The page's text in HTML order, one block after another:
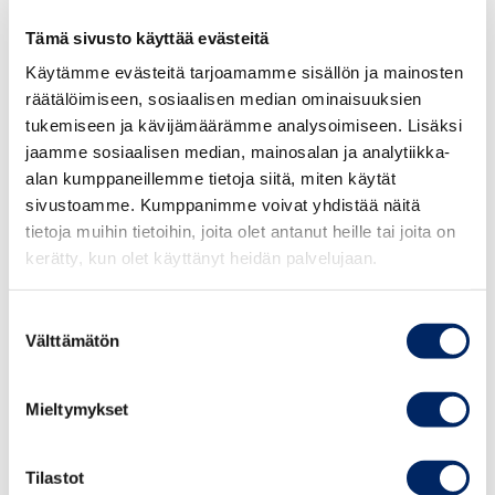
Tämä sivusto käyttää evästeitä
Käytämme evästeitä tarjoamamme sisällön ja mainosten
räätälöimiseen, sosiaalisen median ominaisuuksien
tukemiseen ja kävijämäärämme analysoimiseen. Lisäksi
jaamme sosiaalisen median, mainosalan ja analytiikka-
alan kumppaneillemme tietoja siitä, miten käytät
sivustoamme. Kumppanimme voivat yhdistää näitä
tietoja muihin tietoihin, joita olet antanut heille tai joita on
kerätty, kun olet käyttänyt heidän palvelujaan.
valinta
Välttämätön
Mieltymykset
Tilastot
Keskuskauppakamari toteaa, että suomalaisyritykset
tarvitsevat myös ulkomaisia johtoryhmän jäseniä, eikä
hallinnollisesti haastavalla verosääntelyllä tulisi rajoittaa
kotimaisten yritysten mahdollisuuksia käyttää ulkomaisia
henkilöitä johtoryhmätyöskentelyssä eikä johtoryhmien
käytäntöä kokoontua fyysisesti Suomessa.
Johtoryhmien kokouskäytäntöihin ei teoriassakaan voine
soveltamisalan tulkinnanvaraisuus puoltaa
muihin kuin konsernitilanteisiin sääntelystä aiheutuvien